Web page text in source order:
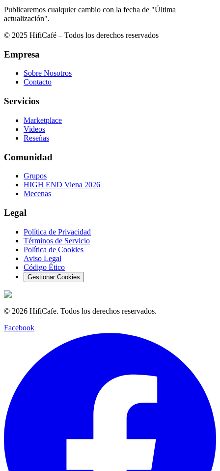
Publicaremos cualquier cambio con la fecha de "Última
actualización".
© 2025 HifiCafé – Todos los derechos reservados
Empresa
Sobre Nosotros
Contacto
Servicios
Marketplace
Videos
Reseñas
Comunidad
Grupos
HIGH END Viena 2026
Mecenas
Legal
Política de Privacidad
Términos de Servicio
Política de Cookies
Aviso Legal
Código Ético
Gestionar Cookies
© 2026 HifiCafe. Todos los derechos reservados.
Facebook